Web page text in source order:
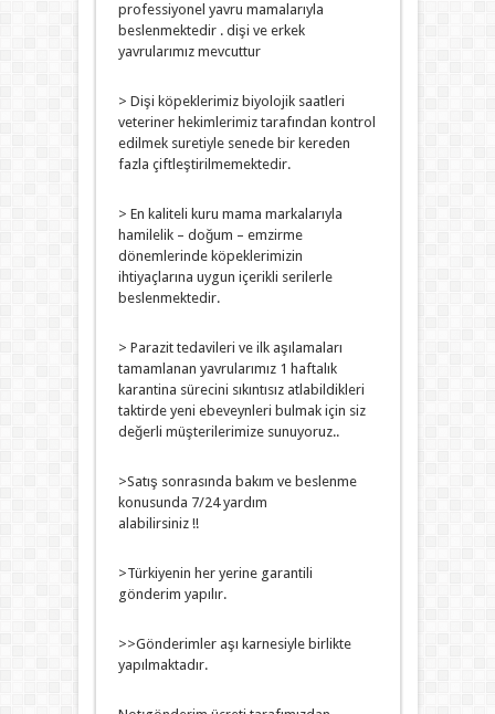
professiyonel yavru mamalarıyla
beslenmektedir . dişi ve erkek
yavrularımız mevcuttur
> Dişi köpeklerimiz biyolojik saatleri
veteriner hekimlerimiz tarafından kontrol
edilmek suretiyle senede bir kereden
fazla çiftleştirilmemektedir.
> En kaliteli kuru mama markalarıyla
hamilelik – doğum – emzirme
dönemlerinde köpeklerimizin
ihtiyaçlarına uygun içerikli serilerle
beslenmektedir.
> Parazit tedavileri ve ilk aşılamaları
tamamlanan yavrularımız 1 haftalık
karantina sürecini sıkıntısız atlabildikleri
taktirde yeni ebeveynleri bulmak için siz
değerli müşterilerimize sunuyoruz..
>Satış sonrasında bakım ve beslenme
konusunda 7/24 yardım
alabilirsiniz !!
>Türkiyenin her yerine garantili
gönderim yapılır.
>>Gönderimler aşı karnesiyle birlikte
yapılmaktadır.